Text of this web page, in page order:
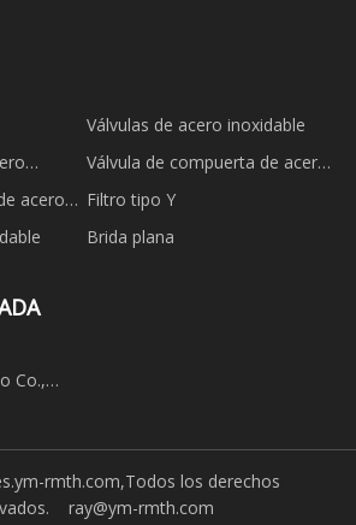
Válvulas de acero inoxidable
Válvula de compuerta de acero
inoxidable
acero
Filtro tipo Y
Brida plana
rmth.com,Todos los derechos
ray@ym-rmth.com